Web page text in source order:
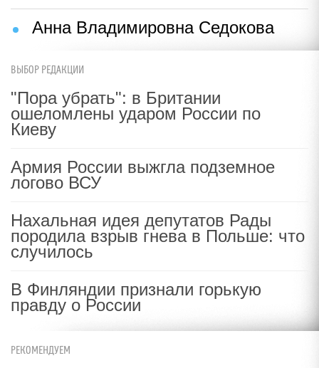
Анна Владимировна Седокова
ВЫБОР РЕДАКЦИИ
"Пора убрать": в Британии
ошеломлены ударом России по
Киеву
Армия России выжгла подземное
логово ВСУ
Нахальная идея депутатов Рады
породила взрыв гнева в Польше: что
случилось
В Финляндии признали горькую
правду о России
РЕКОМЕНДУЕМ